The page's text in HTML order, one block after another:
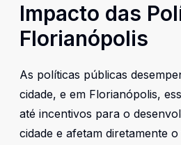
Impacto das
Florianópolis
As políticas públicas
cidade, e em Florianópolis,
até incentivos para o
cidade e afetam diretamente